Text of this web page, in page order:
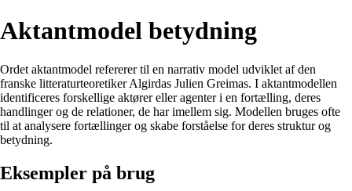
Aktantmodel betydning
Ordet aktantmodel refererer til en narrativ model udviklet af den
franske litteraturteoretiker Algirdas Julien Greimas. I aktantmodellen
identificeres forskellige aktører eller agenter i en fortælling, deres
handlinger og de relationer, de har imellem sig. Modellen bruges ofte
til at analysere fortællinger og skabe forståelse for deres struktur og
betydning.
Eksempler på brug